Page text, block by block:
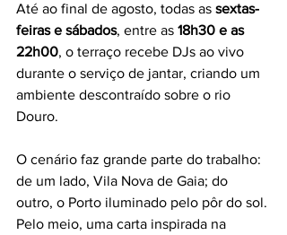
Até ao final de agosto, todas as sextas-
feiras e sábados, entre as 18h30 e as
22h00, o terraço recebe DJs ao vivo
durante o serviço de jantar, criando um
ambiente descontraído sobre o rio
Douro.
O cenário faz grande parte do trabalho:
de um lado, Vila Nova de Gaia; do
outro, o Porto iluminado pelo pôr do sol.
Pelo meio, uma carta inspirada na